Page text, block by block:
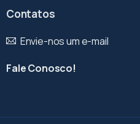
Contatos
Envie-nos um e-mail
Fale Conosco!